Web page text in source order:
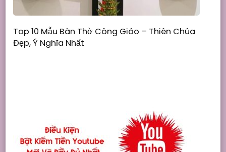
Top 10 Mẫu Bàn Thờ Công Giáo – Thiên Chúa
Đẹp, Ý Nghĩa Nhất